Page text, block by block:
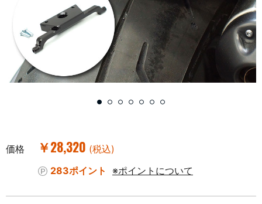
価格 ￥28,320 (税込)
283ポイント
※ポイントについて